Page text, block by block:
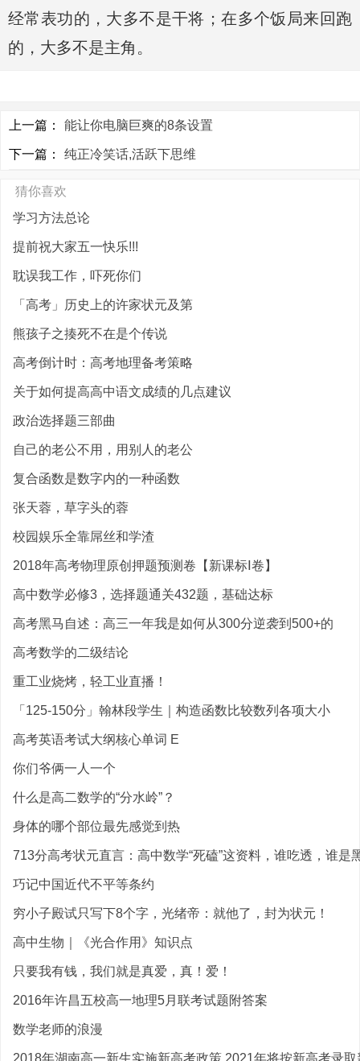
经常表功的，大多不是干将；在多个饭局来回跑
的，大多不是主角。
上一篇： 能让你电脑巨爽的8条设置
下一篇： 纯正冷笑话,活跃下思维
猜你喜欢
学习方法总论
提前祝大家五一快乐!!!
耽误我工作，吓死你们
「高考」历史上的许家状元及第
熊孩子之揍死不在是个传说
高考倒计时：高考地理备考策略
关于如何提高高中语文成绩的几点建议
政治选择题三部曲
自己的老公不用，用别人的老公
复合函数是数字内的一种函数
张天蓉，草字头的蓉
校园娱乐全靠屌丝和学渣
2018年高考物理原创押题预测卷【新课标Ⅰ卷】
高中数学必修3，选择题通关432题，基础达标
高考黑马自述：高三一年我是如何从300分逆袭到500+的
高考数学的二级结论
重工业烧烤，轻工业直播！
「125-150分」翰林段学生｜构造函数比较数列各项大小
高考英语考试大纲核心单词 E
你们爷俩一人一个
什么是高二数学的“分水岭”？
身体的哪个部位最先感觉到热
713分高考状元直言：高中数学“死磕”这资料，谁吃透，谁是
巧记中国近代不平等条约
穷小子殿试只写下8个字，光绪帝：就他了，封为状元！
高中生物｜《光合作用》知识点
只要我有钱，我们就是真爱，真！爱！
2016年许昌五校高一地理5月联考试题附答案
数学老师的浪漫
2018年湖南高一新生实施新高考政策 2021年将按新高考录取